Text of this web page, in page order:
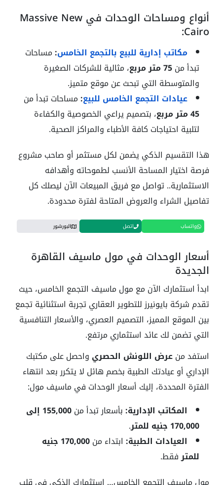
أنواع ومساحات الوحدات في Massive New
Cairo:
مكاتب إدارية للبيع بالتجمع الخامس: مساحات
تبدأ من75 متر مربع
، مثالية للشركات الصغيرة
والمتوسطة التي تبحث عن موقع متميز.
عيادات التجمع الخامس للبيع: مساحات تبدأ من
45 متر مربع
، بتصميم يراعي الخصوصية والكفاءة
لتلبية احتياجات كافة الأطباء والمراكز الصحية.
هذا التقسيم الذكي يضمن لكل مستثمر أو صاحب مشروع
فرصة اختيار المساحة الأنسب لطموحاته وأهدافه
الاستثمارية.. تواصل مع فريق المبيعات الآن ليصلك كل
تفاصيل الشراء والعروض المتاحة لفترة محدودة.
واتساب اتصل البورشور
أسعار الوحدات في مول ماسيف القاهرة
الجديدة
ابدأ استثمارك الآن مع مول ماسيف التجمع الخامس، حيث
تقدم شركة بايونيرز للتطوير العقاري تجربة استثنائية تجمع
بين الموقع المميز، التصميم العصري، والأسعار التنافسية
التي تضمن لك عائد استثماري مرتفع.
استفد منعرض اللونش الحصري واحصل على مكتبك
الإداري أو عيادتك الطبية بخصم هائل لا يتكرر بعد انتهاء
الفترة المحددة، إليك أسعار الوحدات في ماسيف مول:
المكاتب الإدارية: بأسعار تبدأ من
155,000 إلى
170,000 جنيه للمتر
.
العيادات الطبية: ابتداء من
170,000 جنيه
للمترفقط.